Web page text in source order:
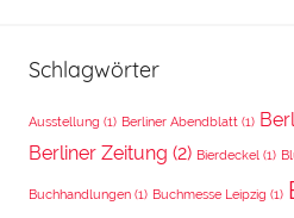
Schlagwörter
Ausstellung (1) Berliner Abendblatt (1)
Berliner Zeitung (2) Bierdeckel (1)
Buchhandlungen (1) Buchmesse Leipzig (1)